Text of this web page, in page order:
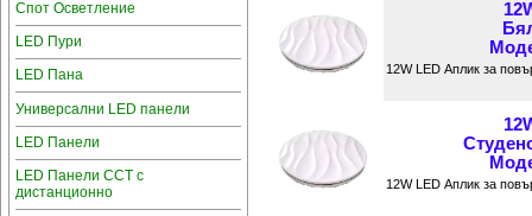
Спот Осветление
LED Пури
LED Пана
Универсални LED панели
LED Панели
LED Панели CCT с
дистанционно
12W LED Аплик за
12W LED Аплик за